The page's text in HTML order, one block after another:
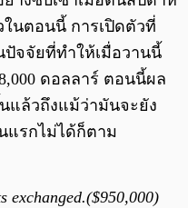
นตอนนี้ การเปิดตัวที่
ปัจจัยที่ทำให้เมื่อวานนี้
ดอลลาร์ ตอนนี้ผล
แล้วถึงแม้ว่ามันจะยัง
แรกไม่ได้ก็ตาม
exchanged.($950,000)